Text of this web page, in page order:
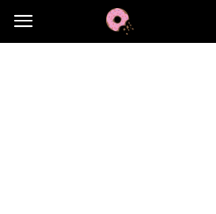
Jami-